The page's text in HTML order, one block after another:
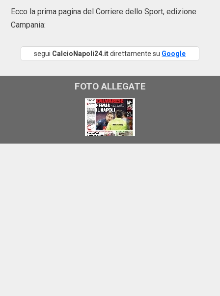
Ecco la prima pagina del Corriere dello Sport, edizione
Campania:
segui CalcioNapoli24.itdirettamente su Google
FOTO ALLEGATE